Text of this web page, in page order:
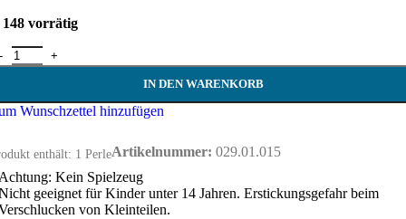
148 vorrätig
Perle 6 mm Menge
IN DEN WARENKORB
Wunschzettel hinzufügen
enthält: 1 PerleArtikelnummer: 029.01.015
Kein Spielzeug
geeignet für Kinder unter 14 Jahren. Erstickungsgefahr beim
von Kleinteilen.